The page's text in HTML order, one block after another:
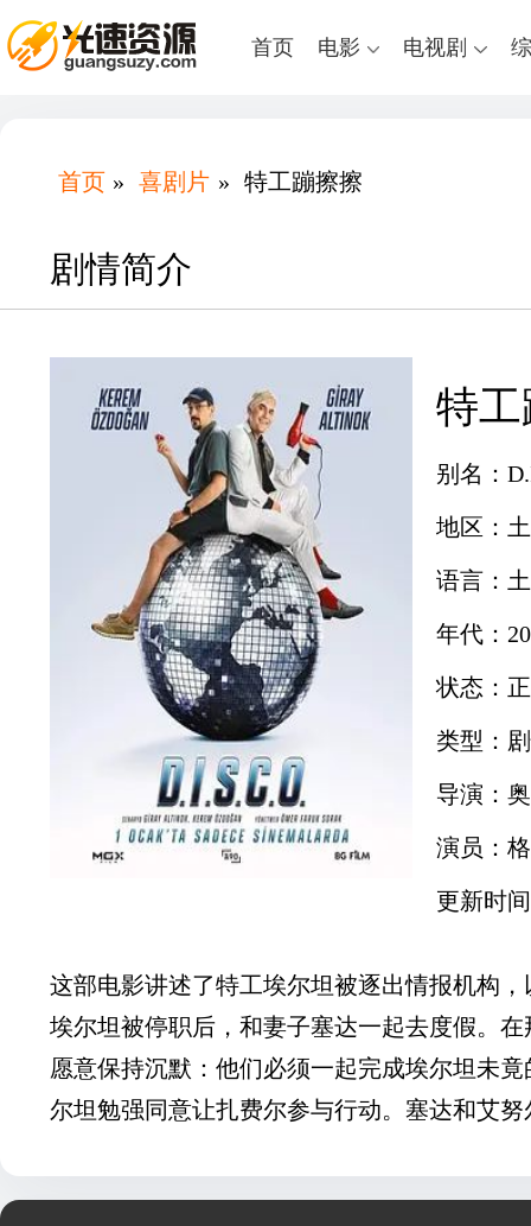
首页 电影 电视剧
首页 » 喜剧片 » 特工蹦擦擦
剧情简介
特
别名：
地区：
语言：
年代：
状态：
类型：
导演：
演员：
更新时
这部电影讲述了特工埃尔坦被逐出情报机构
埃尔坦被停职后，和妻子塞达一起去度假。
愿意保持沉默：他们必须一起完成埃尔坦未
尔坦勉强同意让扎费尔参与行动。塞达和艾